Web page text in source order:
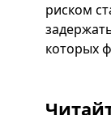
риском
которых